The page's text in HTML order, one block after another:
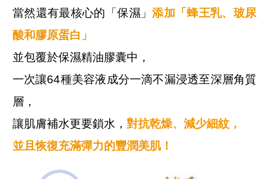
當然還有最核心的「保濕」添加「蜂王乳、玻尿
酸和膠原蛋白」
並包覆於保濕精油膠囊中，
一次讓64種美容液成分一滴不漏浸透至深層角質
層，
讓肌膚補水更要鎖水， 對抗乾燥、減少細紋，
並且恢復充滿彈力的豐潤美肌！